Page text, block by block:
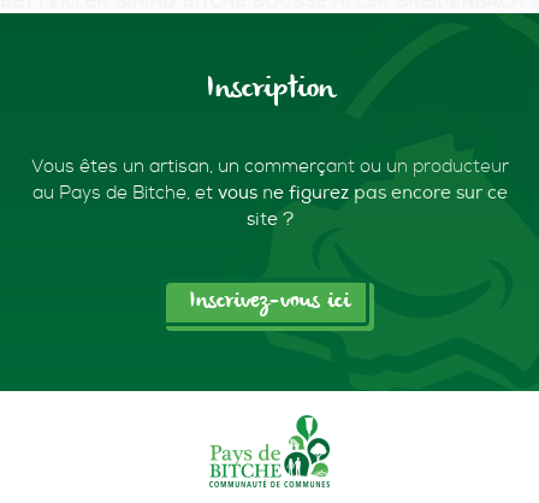
Inscription
Vous êtes un artisan, un commerçant ou un producteur
au Pays de Bitche, et vous ne figurez pas encore sur ce
site ?
Inscrivez-vous ici